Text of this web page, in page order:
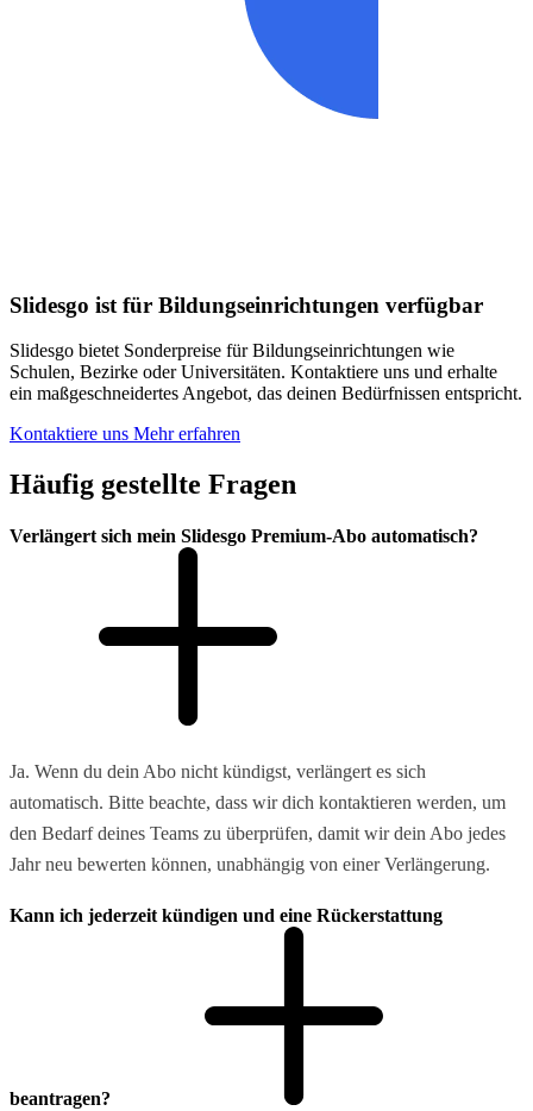
Slidesgo ist für Bildungseinrichtungen verfügbar
Slidesgo bietet Sonderpreise für Bildungseinrichtungen wie
Schulen, Bezirke oder Universitäten. Kontaktiere uns und erhalte
ein maßgeschneidertes Angebot, das deinen Bedürfnissen entspricht.
Kontaktiere uns Mehr erfahren
Häufig gestellte Fragen
Verlängert sich mein Slidesgo Premium-Abo automatisch?
Ja. Wenn du dein Abo nicht kündigst, verlängert es sich
automatisch. Bitte beachte, dass wir dich kontaktieren werden, um
den Bedarf deines Teams zu überprüfen, damit wir dein Abo jedes
Jahr neu bewerten können, unabhängig von einer Verlängerung.
Kann ich jederzeit kündigen und eine Rückerstattung
beantragen?